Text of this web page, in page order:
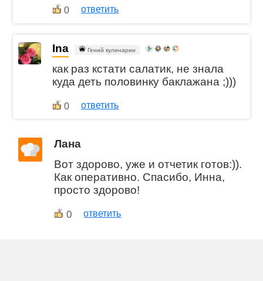
0 ответить
Ina Гений кулинарии
как раз кстати салатик, не знала
куда деть половинку баклажана ;)))
0 ответить
Лана
Вот здорово, уже и отчетик готов:)).
Как оперативно. Спасибо, Инна,
просто здорово!
0 ответить